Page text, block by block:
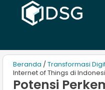
Beranda / Transformasi
Internet of Things di
Potensi